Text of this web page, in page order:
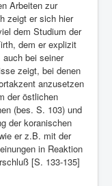
Arbeiten zur
zeigt er sich hier
dem Studium der
dem er explizit
bei seiner
zeigt, bei denen
anzusetzen
der östlichen
(bes. S. 103) und
der koranischen
er z.B. mit der
in Reaktion
[S. 133-135]